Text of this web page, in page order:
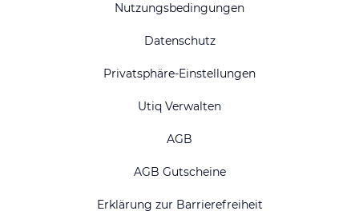
Nutzungsbedingungen
Datenschutz
Privatsphäre-Einstellungen
Utiq Verwalten
AGB
AGB Gutscheine
Erklärung zur Barrierefreiheit